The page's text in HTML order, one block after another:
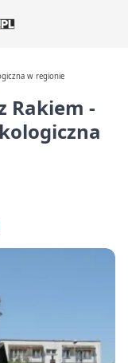
w regionie
Rakiem -